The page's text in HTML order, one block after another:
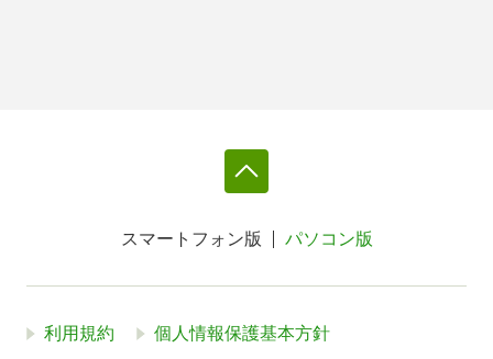
スマートフォン版 パソコン版
利用規約 個人情報保護基本方針